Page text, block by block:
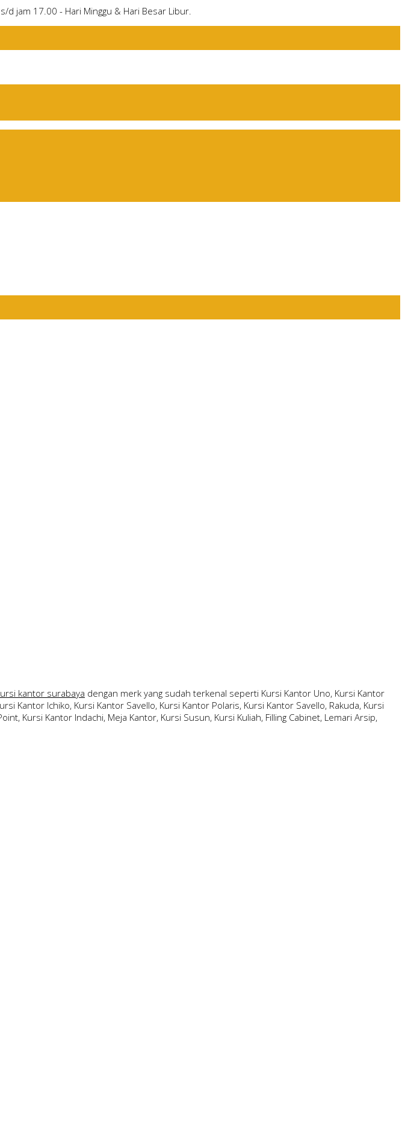
d jam 17.00 - Hari Minggu & Hari Besar Libur.
kantor surabaya dengan merk yang sudah terkenal seperti Kursi Kantor Uno, Kursi Kantor
Kantor Ichiko, Kursi Kantor Savello, Kursi Kantor Polaris, Kursi Kantor Savello, Rakuda, Kursi
Kursi Kantor Indachi, Meja Kantor, Kursi Susun, Kursi Kuliah, Filling Cabinet, Lemari Arsip,